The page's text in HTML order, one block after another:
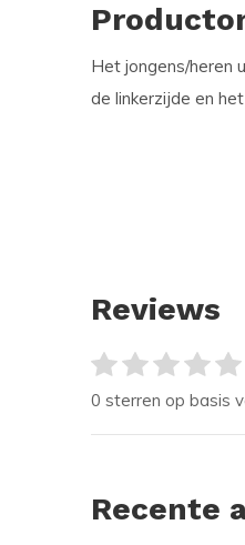
Het jongens/heren
de linkerzijde en
Reviews
0 sterren op basis
Recente